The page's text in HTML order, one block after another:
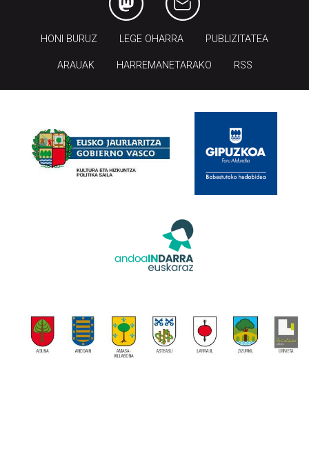
HONI BURUZ LEGE OHARRA PUBLIZITATEA
ARAUAK HARREMANETARAKO RSS